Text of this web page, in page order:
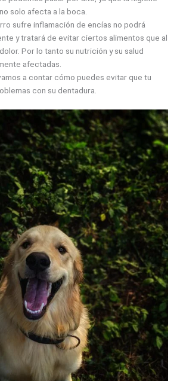
solo afecta a la boca.
sufre inflamación de encías no podrá
y tratará de evitar ciertos alimentos que al
Por lo tanto su nutrición y su salud
afectadas.
a contar cómo puedes evitar que tu
con su dentadura.